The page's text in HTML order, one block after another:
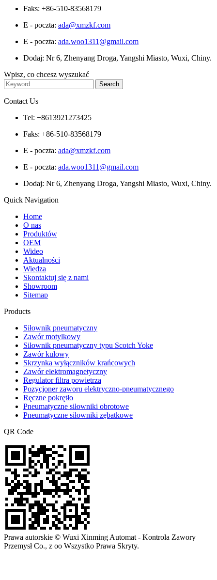
Faks: +86-510-83568179
E - poczta: ada@xmzkf.com
E - poczta: ada.woo1311@gmail.com
Dodaj: Nr 6, Zhenyang Droga, Yangshi Miasto, Wuxi, Chiny.
Wpisz, co chcesz wyszukać
Contact Us
Tel: +8613921273425
Faks: +86-510-83568179
E - poczta: ada@xmzkf.com
E - poczta: ada.woo1311@gmail.com
Dodaj: Nr 6, Zhenyang Droga, Yangshi Miasto, Wuxi, Chiny.
Quick Navigation
Home
O nas
Produktów
OEM
Wideo
Aktualności
Wiedza
Skontaktuj się z nami
Showroom
Sitemap
Products
Siłownik pneumatyczny
Zawór motylkowy
Siłownik pneumatyczny typu Scotch Yoke
Zawór kulowy
Skrzynka wyłączników krańcowych
Zawór elektromagnetyczny
Regulator filtra powietrza
Pozycjoner zaworu elektryczno-pneumatycznego
Ręczne pokrętło
Pneumatyczne siłowniki obrotowe
Pneumatyczne siłowniki zębatkowe
QR Code
Prawa autorskie © Wuxi Xinming Automat - Kontrola Zawory
Przemysł Co., z oo Wszystko Prawa Skryty.